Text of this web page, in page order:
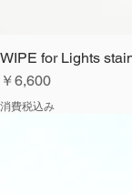
WIPE for Lights
価格
￥6,600
消費税込み